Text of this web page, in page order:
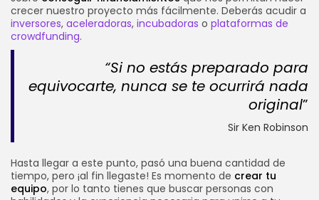
crecer nuestro proyecto más fácilmente. Deberás acudir a
inversores, aceleradoras, incubadoras o plataformas de
crowdfunding.
“Si no estás preparado para
equivocarte, nunca se te ocurrirá nada
original”
Sir Ken Robinson
Hasta llegar a este punto, pasó una buena cantidad de
tiempo, pero ¡al fin llegaste! Es momento de crear tu
equipo, por lo tanto tienes que buscar personas con